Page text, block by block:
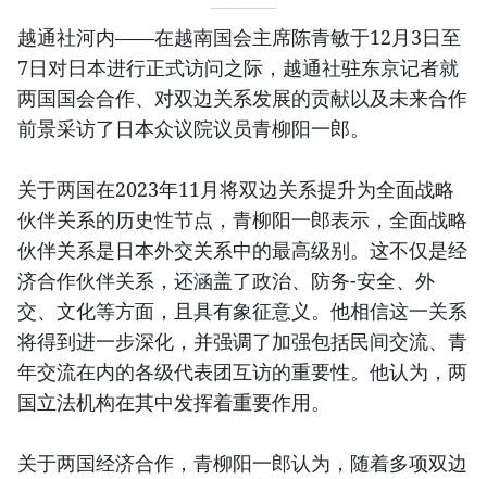
越通社河内——在越南国会主席陈青敏于12月3日至
7日对日本进行正式访问之际，越通社驻东京记者就
两国国会合作、对双边关系发展的贡献以及未来合作
前景采访了日本众议院议员青柳阳一郎。
关于两国在2023年11月将双边关系提升为全面战略
伙伴关系的历史性节点，青柳阳一郎表示，全面战略
伙伴关系是日本外交关系中的最高级别。这不仅是经
济合作伙伴关系，还涵盖了政治、防务-安全、外
交、文化等方面，且具有象征意义。他相信这一关系
将得到进一步深化，并强调了加强包括民间交流、青
年交流在内的各级代表团互访的重要性。他认为，两
国立法机构在其中发挥着重要作用。
关于两国经济合作，青柳阳一郎认为，随着多项双边